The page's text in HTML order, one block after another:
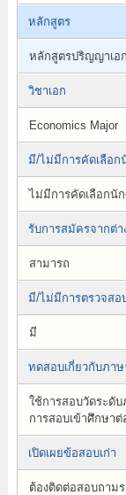
หลักสูตร
หลักสูตรปริญญาเอ
วิชาเอก
Economics Major
มี/ไม่มีการคัดเลือก
ไม่มีการคัดเลือกนั
รับการสมัครจากต่า
สามารถ
มี/ไม่มีการตรวจส
มี
ทดสอบเกี่ยวกับภา
ใช้การสอบวัดระดั
การสอบเข้าศึกษา
เปิดเผยข้อสอบเก่า
ต้องติดต่อสอบถาม